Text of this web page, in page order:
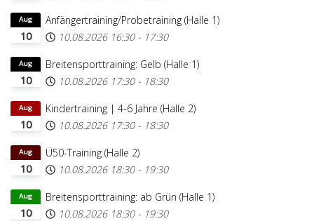
10
Aug
Anfängertraining/Probetraining (Halle 1)
10.08.2026 16:30 - 17:30
10
Aug
Breitensporttraining: Gelb (Halle 1)
10.08.2026 17:30 - 18:30
10
Aug
Kindertraining | 4-6 Jahre (Halle 2)
10.08.2026 17:30 - 18:30
10
Aug
Ü50-Training (Halle 2)
10.08.2026 18:30 - 19:30
10
Aug
Breitensporttraining: ab Grün (Halle 1)
10.08.2026 18:30 - 19:30